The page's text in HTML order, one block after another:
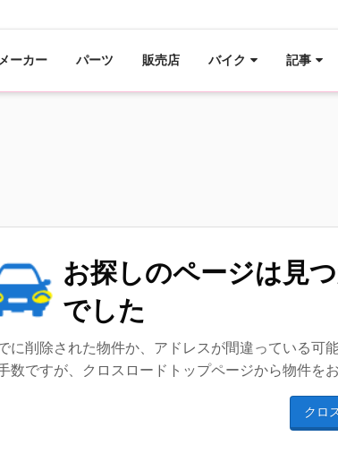
メーカー パーツ 販売店 バイク 記事
お探しのページは見
でした
に削除された物件か、アドレスが間違っている可
数ですが、クロスロードトップページから物件を
クロ